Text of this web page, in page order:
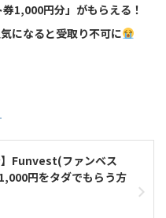
1,000円分」がもらえる！
になると受取り不可に
】Funvest(ファンベス
円をタダでもらう方